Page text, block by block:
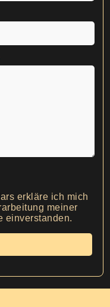
erkläre ich mich
meiner
einverstanden.